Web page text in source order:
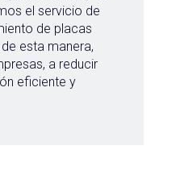
el servicio de
de placas
esta manera,
a reducir
eficiente y